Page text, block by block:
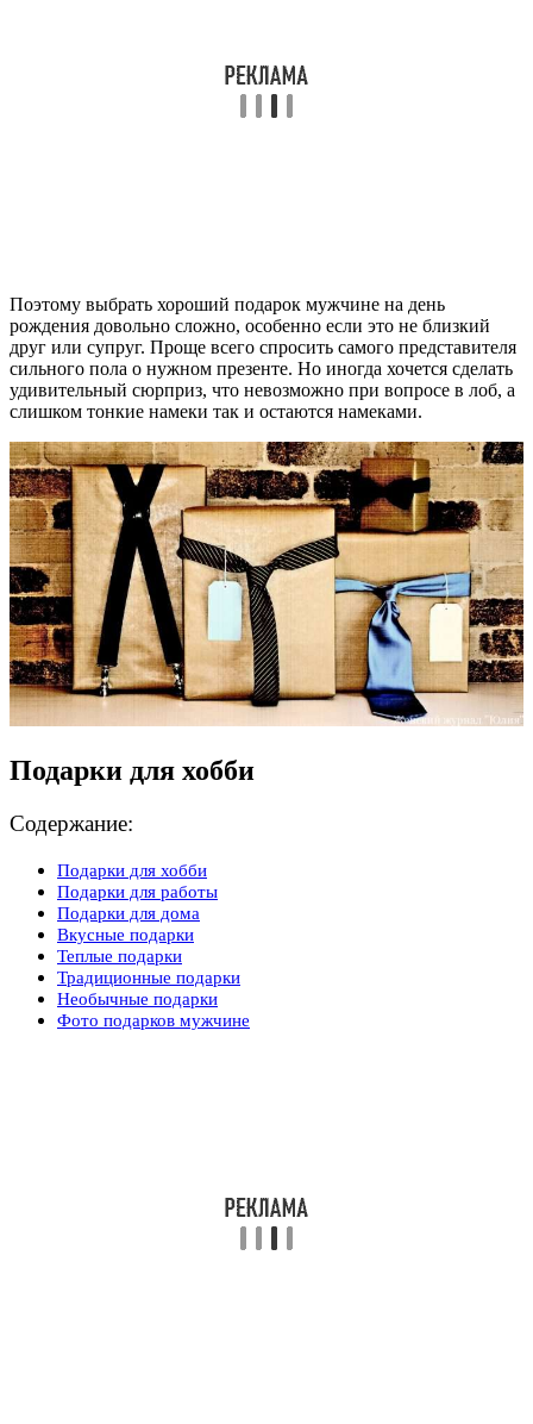
Поэтому выбрать хороший подарок мужчине на день
рождения довольно сложно, особенно если это не близкий
друг или супруг. Проще всего спросить самого представителя
сильного пола о нужном презенте. Но иногда хочется сделать
удивительный сюрприз, что невозможно при вопросе в лоб, а
слишком тонкие намеки так и остаются намеками.
Подарки для хобби
Содержание:
Подарки для хобби
Подарки для работы
Подарки для дома
Вкусные подарки
Теплые подарки
Традиционные подарки
Необычные подарки
Фото подарков мужчине